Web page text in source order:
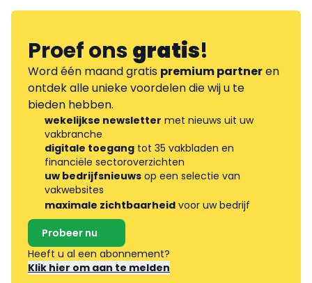
Proef onsgratis!
Word één maand gratis premium partneren
ontdek alle unieke voordelen die wij u te
bieden hebben.
wekelijkse newsletter met nieuws uit uw
vakbranche
digitale toegang tot 35 vakbladen en
financiële sectoroverzichten
uw bedrijfsnieuws op een selectie van
vakwebsites
maximale zichtbaarheid voor uw bedrijf
Probeer nu
Heeft u al een abonnement?
Klik hier om aan te melden